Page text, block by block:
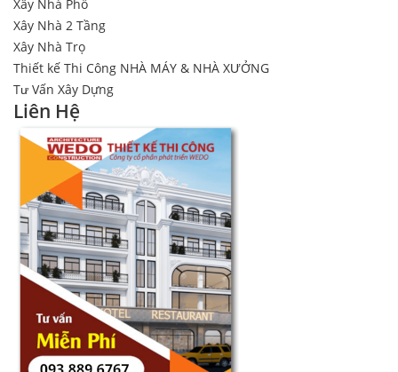
Xây Nhà Phố
Xây Nhà 2 Tầng
Xây Nhà Trọ
Thiết kế Thi Công NHÀ MÁY & NHÀ XƯỞNG
Tư Vấn Xây Dựng
Liên Hệ